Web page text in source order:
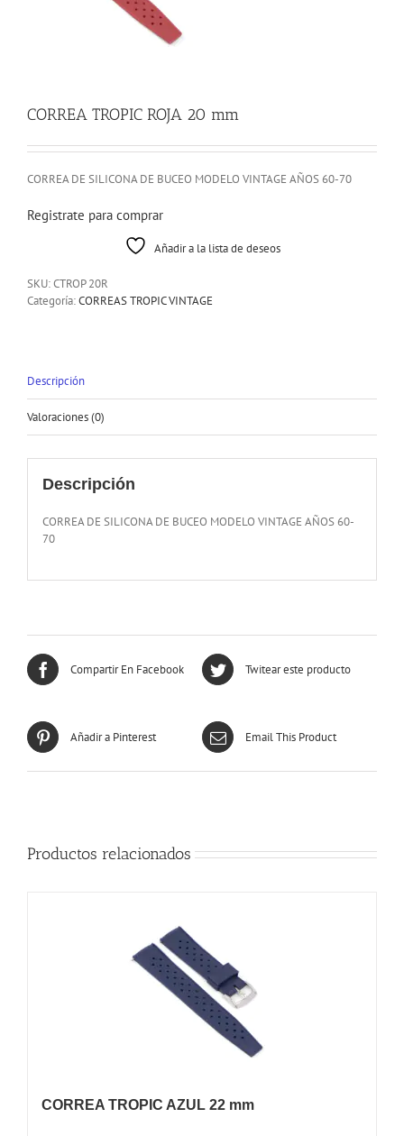
CORREA TROPIC ROJA 20 mm
CORREA DE SILICONA DE BUCEO MODELO VINTAGE AÑOS 60-70
Registrate para comprar
Añadir a la lista de deseos
SKU:CTROP 20R
Categoría:CORREAS TROPIC VINTAGE
Descripción
Valoraciones (0)
Descripción
CORREA DE SILICONA DE BUCEO MODELO VINTAGE AÑOS 60-
70
Compartir En Facebook Twitear este producto
Añadir a Pinterest Email This Product
Productos relacionados
CORREA TROPIC AZUL 22 mm